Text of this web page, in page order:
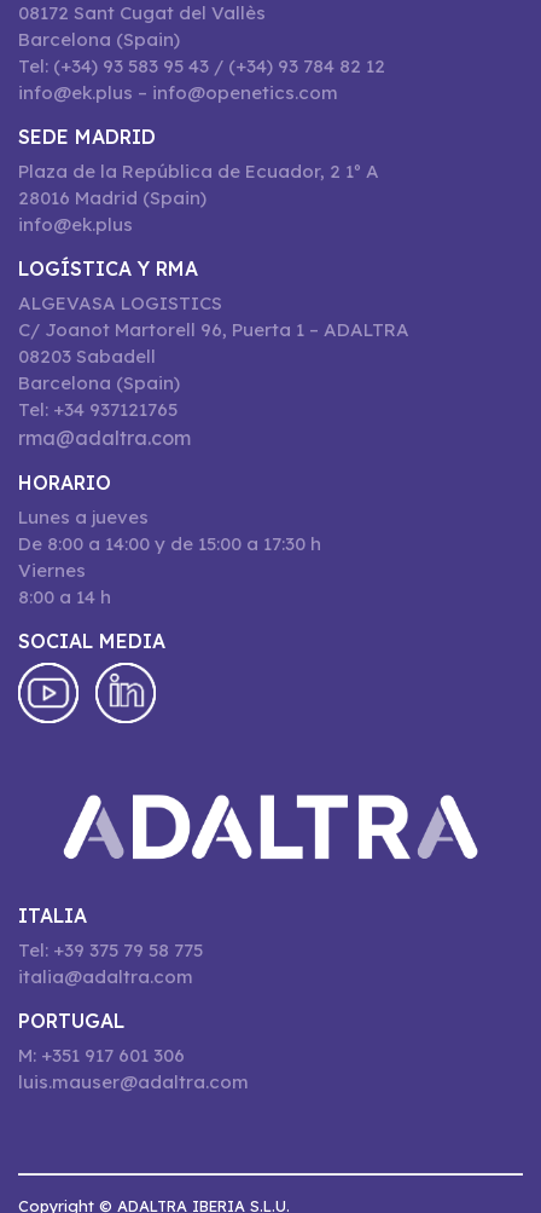
08172 Sant Cugat del Vallès
Barcelona (Spain)
Tel: (+34) 93 583 95 43 / (+34) 93 784 82 12
info@ek.plus – info@openetics.com
SEDE MADRID
Plaza de la República de Ecuador, 2 1º A
28016 Madrid (Spain)
info@ek.plus
LOGÍSTICA Y RMA
ALGEVASA LOGISTICS
C/ Joanot Martorell 96, Puerta 1 – ADALTRA
08203 Sabadell
Barcelona (Spain)
Tel: +34 937121765
rma@adaltra.com
HORARIO
Lunes a jueves
De 8:00 a 14:00 y de 15:00 a 17:30 h
Viernes
8:00 a 14 h
SOCIAL MEDIA
ITALIA
Tel: +39 375 79 58 775
italia@adaltra.com
PORTUGAL
M: +351 917 601 306
luis.mauser@adaltra.com
Copyright © ADALTRA IBERIA S.L.U.